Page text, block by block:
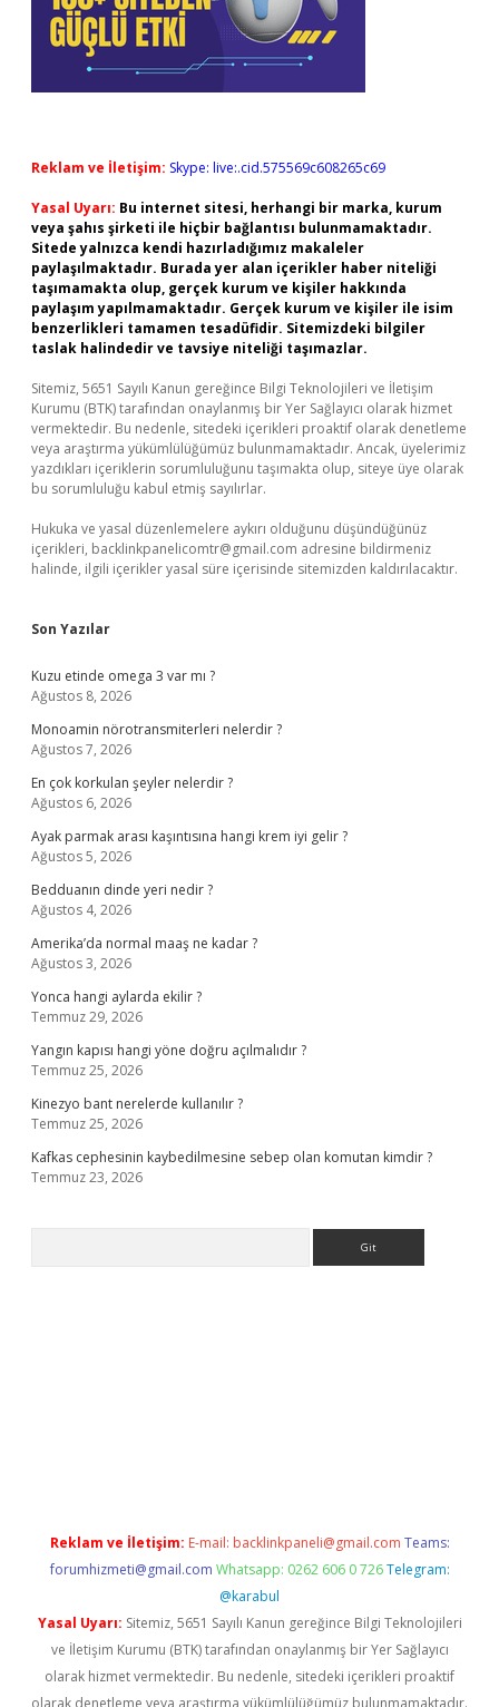
Reklam ve İletişim: Skype: live:.cid.575569c608265c69
Yasal Uyarı: Bu internet sitesi, herhangi bir marka, kurum
veya şahıs şirketi ile hiçbir bağlantısı bulunmamaktadır.
Sitede yalnızca kendi hazırladığımız makaleler
paylaşılmaktadır. Burada yer alan içerikler haber niteliği
taşımamakta olup, gerçek kurum ve kişiler hakkında
paylaşım yapılmamaktadır. Gerçek kurum ve kişiler ile isim
benzerlikleri tamamen tesadüfidir. Sitemizdeki bilgiler
taslak halindedir ve tavsiye niteliği taşımazlar.
Sitemiz, 5651 Sayılı Kanun gereğince Bilgi Teknolojileri ve İletişim
Kurumu (BTK) tarafından onaylanmış bir Yer Sağlayıcı olarak hizmet
vermektedir. Bu nedenle, sitedeki içerikleri proaktif olarak denetleme
veya araştırma yükümlülüğümüz bulunmamaktadır. Ancak, üyelerimiz
yazdıkları içeriklerin sorumluluğunu taşımakta olup, siteye üye olarak
bu sorumluluğu kabul etmiş sayılırlar.
Hukuka ve yasal düzenlemelere aykırı olduğunu düşündüğünüz
içerikleri, backlinkpanelicomtr@gmail.com adresine bildirmeniz
halinde, ilgili içerikler yasal süre içerisinde sitemizden kaldırılacaktır.
Son Yazılar
Kuzu etinde omega 3 var mı ?
Ağustos 8, 2026
Monoamin nörotransmiterleri nelerdir ?
Ağustos 7, 2026
En çok korkulan şeyler nelerdir ?
Ağustos 6, 2026
Ayak parmak arası kaşıntısına hangi krem iyi gelir ?
Ağustos 5, 2026
Bedduanın dinde yeri nedir ?
Ağustos 4, 2026
Amerika’da normal maaş ne kadar ?
Ağustos 3, 2026
Yonca hangi aylarda ekilir ?
Temmuz 29, 2026
Yangın kapısı hangi yöne doğru açılmalıdır ?
Temmuz 25, 2026
Kinezyo bant nerelerde kullanılır ?
Temmuz 25, 2026
Kafkas cephesinin kaybedilmesine sebep olan komutan kimdir ?
Temmuz 23, 2026
Reklam ve İletişim: E-mail: backlinkpaneli@gmail.com Teams:
forumhizmeti@gmail.com Whatsapp: 0262 606 0 726 Telegram:
@karabul
Yasal Uyarı: Sitemiz, 5651 Sayılı Kanun gereğince Bilgi Teknolojileri
ve İletişim Kurumu (BTK) tarafından onaylanmış bir Yer Sağlayıcı
olarak hizmet vermektedir. Bu nedenle, sitedeki içerikleri proaktif
olarak denetleme veya araştırma yükümlülüğümüz bulunmamaktadır.